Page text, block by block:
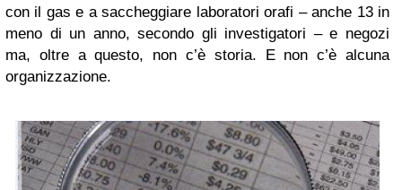
con il gas e a saccheggiare laboratori orafi – anche 13 in
meno di un anno, secondo gli investigatori – e negozi
ma, oltre a questo, non c’è storia. E non c’è alcuna
organizzazione.